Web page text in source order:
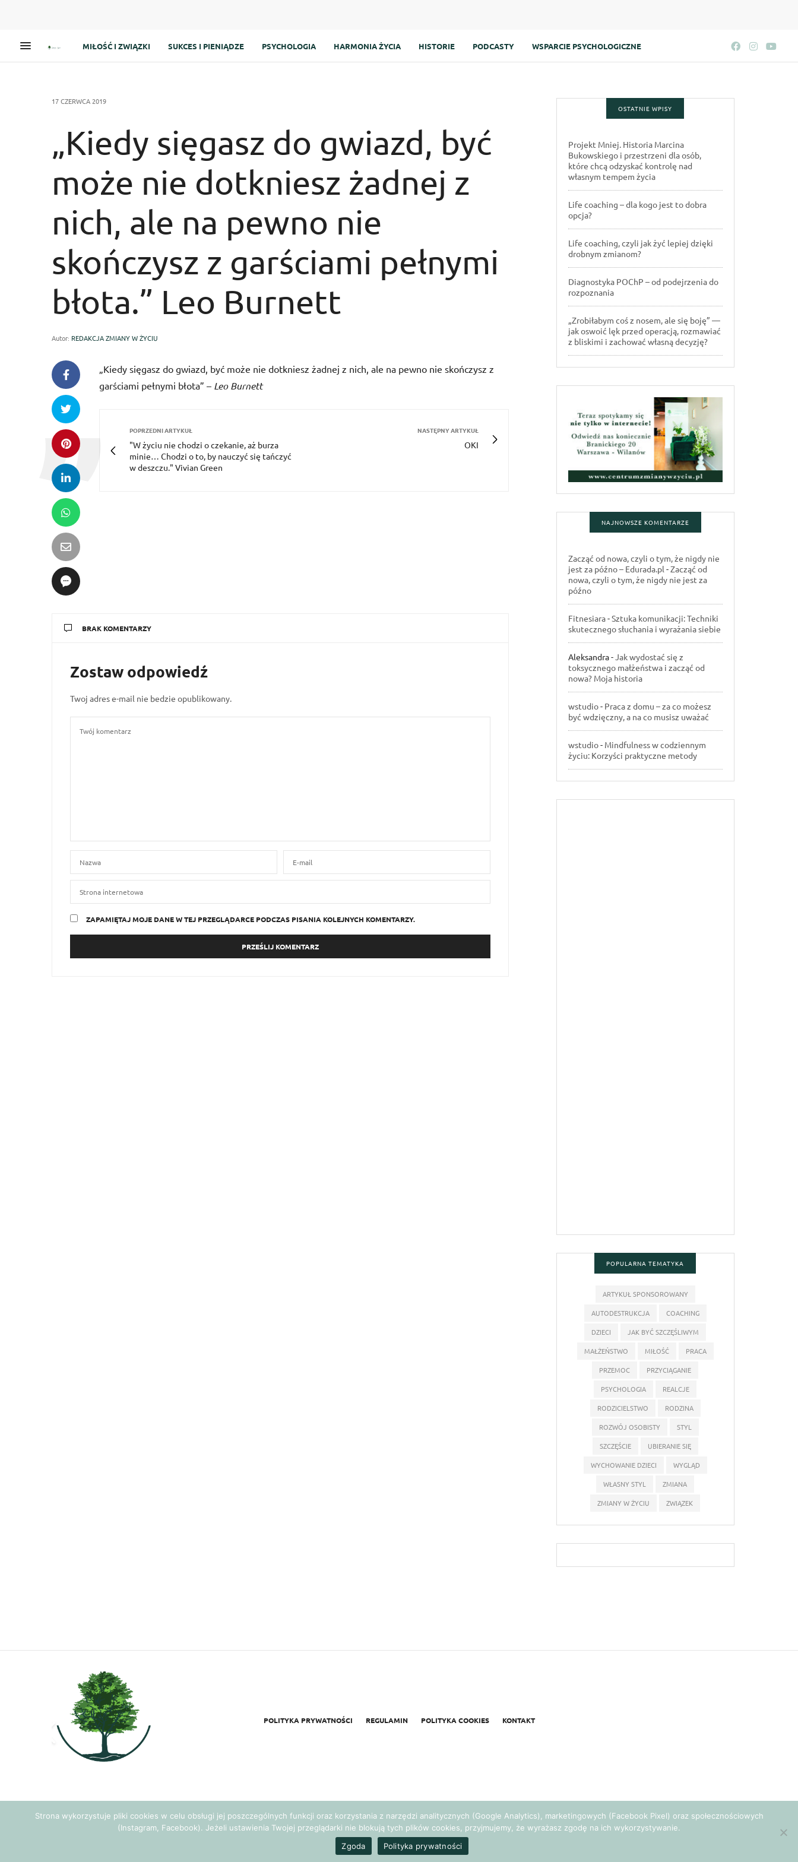
MIŁOŚĆ I ZWIĄZKI SUKCES I PIENIĄDZE PSYCHOLOGIA HARMONIA ŻYCIA HISTORIE PODCASTY WSPARCIE PSYCHOLOGICZNE
17 CZERWCA 2019
„Kiedy sięgasz do gwiazd, być
może nie dotkniesz żadnej z
nich, ale na pewno nie
skończysz z garściami pełnymi
błota.” Leo Burnett
Autor: REDAKCJA ZMIANY W ŻYCIU
„Kiedy sięgasz do gwiazd, być może nie dotkniesz żadnej z nich, ale na pewno nie skończysz z
garściami pełnymi błota” – Leo Burnett
POPRZEDNI ARTYKUŁ
"W życiu nie chodzi o czekanie, aż burza
minie… Chodzi o to, by nauczyć się tańczyć
w deszczu." Vivian Green
NASTĘPNY ARTYKUŁ
OKI
BRAK KOMENTARZY
Zostaw odpowiedź
Twoj adres e-mail nie bedzie opublikowany.
ZAPAMIĘTAJ MOJE DANE W TEJ PRZEGLĄDARCE PODCZAS PISANIA KOLEJNYCH KOMENTARZY.
OSTATNIE WPISY
Projekt Mniej. Historia Marcina
Bukowskiego i przestrzeni dla osób,
które chcą odzyskać kontrolę nad
własnym tempem życia
Life coaching – dla kogo jest to dobra
opcja?
Life coaching, czyli jak żyć lepiej dzięki
drobnym zmianom?
Diagnostyka POChP – od podejrzenia do
rozpoznania
„Zrobiłabym coś z nosem, ale się boję” —
jak oswoić lęk przed operacją, rozmawiać
z bliskimi i zachować własną decyzję?
NAJNOWSZE KOMENTARZE
Zacząć od nowa, czyli o tym, że nigdy nie
jest za późno – Edurada.pl -Zacząć od
nowa, czyli o tym, że nigdy nie jest za
późno
Fitnesiara-Sztuka komunikacji: Techniki
skutecznego słuchania i wyrażania siebie
Aleksandra-Jak wydostać się z
toksycznego małżeństwa i zacząć od
nowa? Moja historia
wstudio- Praca z domu – za co możesz
być wdzięczny, a na co musisz uważać
wstudio- Mindfulness w codziennym
życiu: Korzyści praktyczne metody
POPULARNA TEMATYKA
ARTYKUŁ SPONSOROWANY
AUTODESTRUKCJA
COACHING
DZIECI
JAK BYĆ SZCZĘŚLIWYM
MAŁŻEŃSTWO
MIŁOŚĆ
PRACA
PRZEMOC
PRZYCIĄGANIE
PSYCHOLOGIA
REALCJE
RODZICIELSTWO
RODZINA
ROZWÓJ OSOBISTY
STYL
SZCZĘŚCIE
UBIERANIE SIĘ
WYCHOWANIE DZIECI
WYGLĄD
WŁASNY STYL
ZMIANA
ZMIANY W ŻYCIU
ZWIĄZEK
POLITYKA PRYWATNOŚCI REGULAMIN POLITYKA COOKIES KONTAKT
Realizacja: Agencja Marketingowa Ambitnamarka.pl
Strona wykorzystuje pliki cookies w celu obsługi jej poszczególnych funkcji oraz korzystania z narzędzi analitycznych (Google Analytics), marketingowych (Facebook Pixel) oraz społecznościowych
(Instagram, Facebook). Jeżeli ustawienia Twojej przeglądarki nie blokują tych plików cookies, przyjmujemy, że wyrażasz zgodę na ich wykorzystywanie.
Zgoda
Polityka prywatności